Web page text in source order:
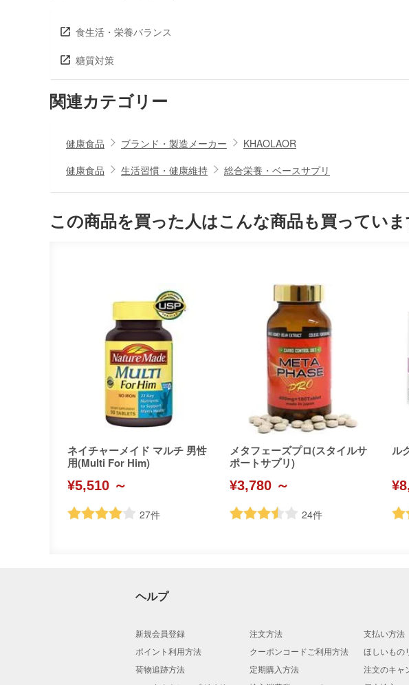
食生活・栄養バランス
糖質対策
関連カテゴリー
健康食品 ブランド・製造メーカー
KHAOLAOR
健康食品
生活習慣・健康維持 総合栄養・ベースサプリ
この商品を買った人はこんな商品も買ってい
ネイチャーメイド マルチ 男性
用(Multi For Him)
¥5,510 ～
27件
メタフェーズプロ(スタイルサ
ポートサプリ)
¥3,780 ～
24件
ル
ヘルプ
新規会員登録 注文方法 支払い方法
ポイント利用方法
クーポンコードご利用方法 ほしいもの
荷物追跡方法
定期購入方法 注文のキャ